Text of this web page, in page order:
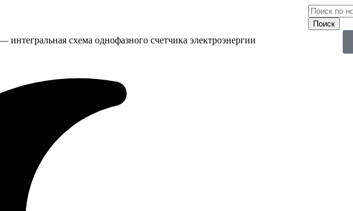
схема однофазного счетчика электроэнергии